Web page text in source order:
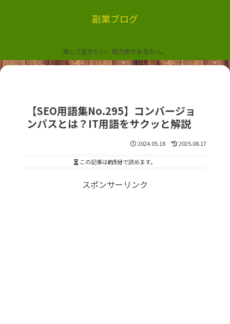
副業ブログ
楽して生きたい、努力家のあなたへ。
【SEO用語集No.295】コンバージョ
ンパスとは？IT用語をサクッと解説
2024.05.18 2025.08.17
この記事は約5分で読めます。
スポンサーリンク